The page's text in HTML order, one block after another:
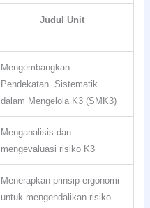
Judul Unit
Mengembangkan
Pendekatan Sistematik
dalam Mengelola K3 (SMK3)
Menganalisis dan
mengevaluasi risiko K3
Menerapkan prinsip ergonomi
untuk mengendalikan risiko